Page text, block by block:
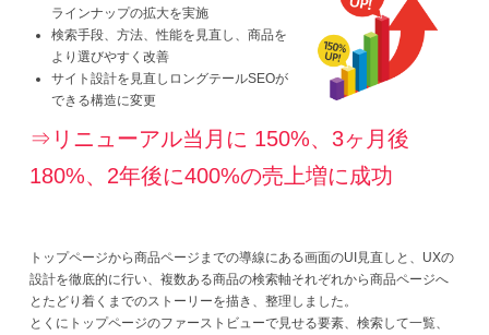
ラインナップの拡大を実施
検索手段、方法、性能を見直し、商品を
より選びやすく改善
サイト設計を見直しロングテールSEOが
できる構造に変更
⇒リニューアル当月に 150%、3ヶ月後
180%、2年後に400%の売上増に成功
トップページから商品ページまでの導線にある画面のUI見直しと、UXの
設計を徹底的に行い、複数ある商品の検索軸それぞれから商品ページへ
とたどり着くまでのストーリーを描き、整理しました。
とくにトップページのファーストビューで見せる要素、検索して一覧、